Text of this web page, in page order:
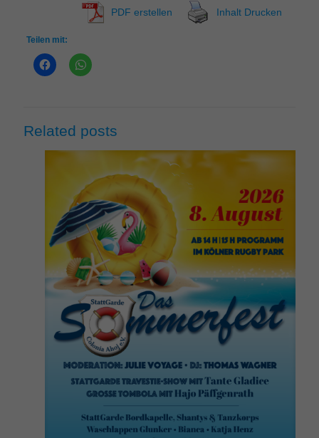
PDF erstellen Inhalt Drucken
Teilen mit:
Related posts